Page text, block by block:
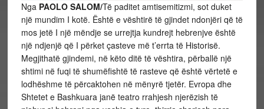
Nga PAOLO SALOM/Të paditet amtisemitizmi, sot duket
një mundim I kotë. Është e vështirë të gjindet ndonjëri që të
mos jetë I një mëndje se urrejtja kundrejt hebrenjve është
një ndjenjë që I përket çasteve më t’errta të Historisë.
Megjithatë gjindemi, në këto ditë të vështira, përballë një
shtimi në fuqi të shumëfishtë të rasteve që është vërtetë e
lodhëshme të përcaktohen në mënyrë tjetër. Evropa dhe
Shtetet e Bashkuara janë teatro rrahjesh njerëzish të